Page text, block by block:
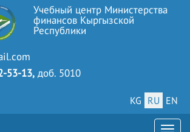
Учебный центр Министерства
финансов Кыргызской
Республики
53-13, доб. 5010
EN
RU
KG